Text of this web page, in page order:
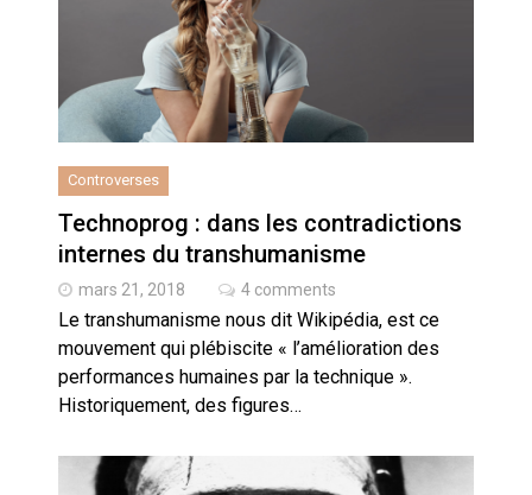
Artemis II : objectif nul
Quand Mistral veut moraliser le
pillage
Les syndicats, (tout) contre l’IA
En Seine-et-Marne, le projet de
Campus IA doit sortir des
champs : « On impose et copie
le gigantisme états-unien »
Addendum sur les machines à
Controverses
Technoprog : dans les contradictions
internes du transhumanisme
mars 21, 2018 4 comments
Le transhumanisme nous dit Wikipédia, est ce
mouvement qui plébiscite « l’amélioration des
performances humaines par la technique ».
Historiquement, des figures…